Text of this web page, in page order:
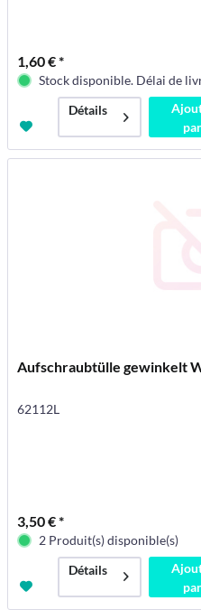
1,60 € *
Stock disponible. Délai de
Détails
Aufschraubtülle gewinkelt
62112L
3,50 € *
2 Produit(s) disponible(s)
Détails